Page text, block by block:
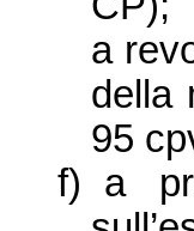
a
della
95
f)
a